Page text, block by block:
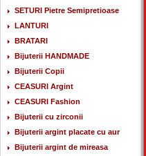
SETURI Pietre Semipretioase
LANTURI
BRATARI
Bijuterii HANDMADE
Bijuterii Copii
CEASURI Argint
CEASURI Fashion
Bijuterii cu zirconii
Bijuterii argint placate cu aur
Bijuterii argint de mireasa